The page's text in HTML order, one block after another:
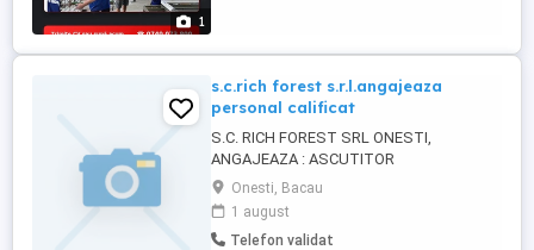
1
s.c.rich forest s.r.l.angajeaza
personal calificat
S.C. RICH FOREST SRL ONESTI,
ANGAJEAZA : ASCUTITOR
Onesti, Bacau
1 august
Telefon validat